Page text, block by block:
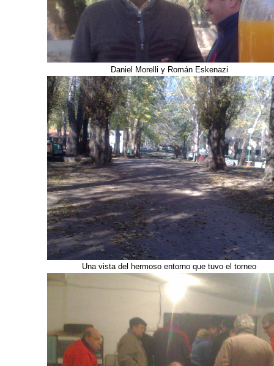
Daniel Morelli y Román Eskenazi
Una vista del hermoso entorno que tuvo el torneo